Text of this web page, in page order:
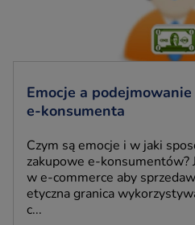
Emocje a
e-konsumenta
Czym są emocje i w jaki
zakupowe e-konsumentów?
w e-commerce aby
etyczna granica
c...